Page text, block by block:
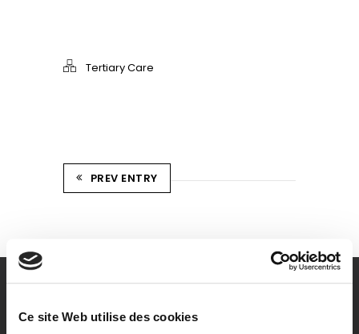
Ce site Web utilise des cookies
Tertiary Care
PREV ENTRY